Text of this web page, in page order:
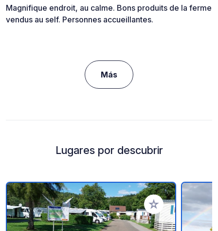
Magnifique endroit, au calme. Bons produits de la ferme
vendus au self. Personnes accueillantes.
Más
Lugares por descubrir
Añadir a tus